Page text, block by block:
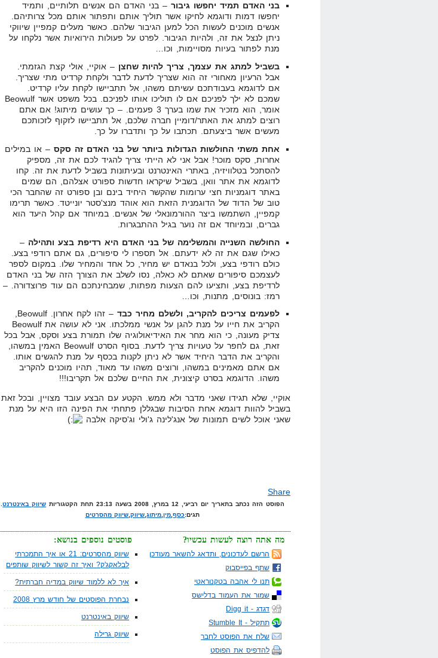
בני האדם תמיד יחפשו גיבור– בני האדם הם אנשים תלותיים, ותמיד
יחפשו דמות ודוגמא לחיקו אשר תוליך אותם ותפתור אותם מכל צרותיהם.
אנשים מוכנים לעשות הכל למען הגיבור שלהם. כאשר מעלים קמפיין שיווקי
ניתן לנצל את זה, ולהיות הגיבור. לפרט על פעולות הירואיות אשר נלקחו על
מנת לפתור בעיות מסויימות, וכו…
בשביל למתג את עצמך, צריך להיות שחצן – אוקיי, אולי קצת הגזמתי.
אבל הרעיון מאחורי זה הוא שצריך לדעת לדבר ולקחת קרדיט מתי שצריך.
אם לדוגמא בעבודתכם עשיתם משהו, אל תתביישו לקחת עליו קרדיט.
שמכם לא ילך לפניכם אם לו תוליכו אותו לפניכם. בכל משפט אשר Beowulf
אומר, הוא מזכיר את שמו בערך 3 פעמים. – כך עושים מיתוג! אם אתם
רוצים למתג את האתר/דומיין חברה שלכם, אל תתביישו לזקוף לזכותכם
מעשים אשר ביצעתם. תכתבו על כך ותדברו על כך.
אחת משתי החולשות הגדולות ביותר של בני האדם זה סקס– או במילים
אחרות, סקס מוכר! אבל אני לא הייתי צריך להגיד לכם את זה, מספיק
להסתכל בטלוויזיה, באתרי האינטרנט ובעיתונות בשביל לדעת את זה. קחו
לדוגמא את אתר וואן, בשביל שיקראו חדשות ספורט אצלהם, הם שמים
באתר דוגמניות חצי ערומות שהקשר היחיד בינם ובן ספורט זה שהחבר הכי
טוב של הדוד של הדוגמנית הזאת הוא אוהד מנצ'סטר יונייטד. כאשר תרימו
קמפיין, השתמשו ביצר ההורמונאלי של אנשים. במיוחד אם קהל היעד הוא
גברים, ובמיוחד אם זה נוער בגיל ההתבגרות.
החולשה השנייה והמשלימה של בני האדם היא רדיפת בצע ותהילה –
כאילו שגם את זה לא ידעתם. אל תספרו לי סיפורים, גם אתם רודפי בצע.
כולם רודפי בצע, ולכל בנאדם יש מחיר, כל אחד והמחיר שלו. במקום לספר
לעצמכם סיפורים שאתם לא כאלה, נסו לשלב את הצורך הזה של בני האדם
לרדיפת בצע, ותציעו להם הצעות מפתות, שמבחינתכם הם עוד פרוצדורה. –
רמז: בונוסים, מתנות, וכו…
לפעמים צריכים להקריב, ולשלם מחיר כבד
– זהו לקח אחרון. Beowulf,
הקריב את חייו על מנת להגן על אנשי ממלכתו. אני לא עושה את Beowulf
צדיק מעונה, כי הוא מחר את האידיאולוגיה שלו תמורת בצע וסקס, אבל בכל
זאת, גם לחפר על טעויות צריך לדעת. בסוף הסרט Beowulf האמין במשהו,
והקריב את הדבר היחיד אשר לא ניתן לקנות בכסף על מנת להגשים אותו.
אם אתם מאמינים במשהו, ורוצים משהו עד מאוד, תהיו מוכנים להקריב
משהו. הדוגמא בסרט קיצונית, את החיים שלכם אל תקריבו!!!
אוקיי, שלא תגידו שאני מדבר ולא ממש. הקטע עם הבצע עובד מצויין, ובכל זאת
בשביל להוות דוגמא אחת הסיבות שבגללן פתחתי את הפינה הזו היא על מנת
שאני אוכל לשים תמונות של אנג'לינה ג'ולי וג'סיקה אלבה
Share
הפוסט הזה נכתב בתאריך יום רביעי, 12 במרץ, 2008 בשעה 23:13 תחת הקטגוריות שיווק באינטרנט.
תגים:כסף,מין,מיתוג,שיווק,שיווק מהסרטים
פוסטים נוספים בנושא:
שיווק מהסרטים: 21 או איך התמכרתי
לבלאקג'ק? ואיך זה קשור לשיווק שותפים
איך לא ללמוד שיווק במדיה חברתית?
נבחרת הפוסטים של חודש מרץ 2008
שיווק באינטרנט
שיווק גרילה
מה אתה רוצה לעשות עכשיו?
הרשם לעדכונים, ותדאג להשאר מעודכן
שתף בפייסבוק
תנו לי אהבה בטקנוראטי
שמור את העמוד בדלישס
דגדג - Digg it
תתקיל - Stumble It
שלח את הפוסט לחבר
להדפיס את הפוסט